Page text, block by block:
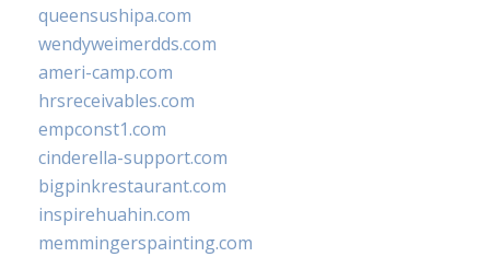
queensushipa.com
wendyweimerdds.com
ameri-camp.com
hrsreceivables.com
empconst1.com
cinderella-support.com
bigpinkrestaurant.com
inspirehuahin.com
memmingerspainting.com